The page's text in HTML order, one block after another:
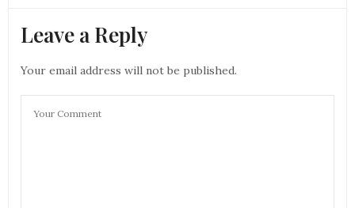
Leave a Reply
Your email address will not be published.